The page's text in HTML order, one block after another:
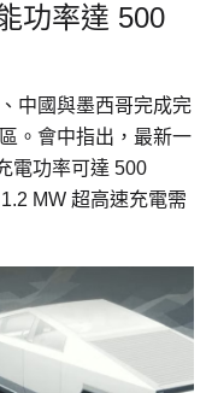
功率達 500
中國與墨西哥完成完
。會中指出，最新一
電功率可達 500
MW 超高速充電需